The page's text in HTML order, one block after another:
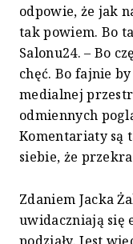
odpowie, że jak
tak powiem. Bo
Salonu24. – Bo
chęć. Bo fajnie
medialnej
odmiennych
Komentariaty są
siebie, że
Zdaniem Jacka
uwidaczniają się